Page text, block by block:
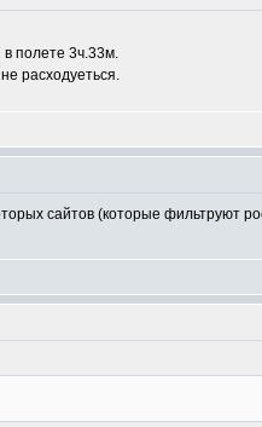
в полете 3ч.33м.
расходуеться.
сайтов (которые